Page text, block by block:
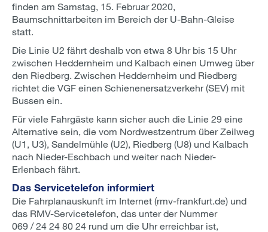
finden am Samstag, 15. Februar 2020,
Baumschnittarbeiten im Bereich der U-Bahn-Gleise
statt.
Die Linie U2 fährt deshalb von etwa 8 Uhr bis 15 Uhr
zwischen Heddernheim und Kalbach einen Umweg über
den Riedberg. Zwischen Heddernheim und Riedberg
richtet die VGF einen Schienenersatzverkehr (SEV) mit
Bussen ein.
Für viele Fahrgäste kann sicher auch die Linie 29 eine
Alternative sein, die vom Nordwestzentrum über Zeilweg
(U1, U3), Sandelmühle (U2), Riedberg (U8) und Kalbach
nach Nieder-Eschbach und weiter nach Nieder-
Erlenbach fährt.
Das Servicetelefon informiert
Die Fahrplanauskunft im Internet (rmv-frankfurt.de) und
das RMV-Servicetelefon, das unter der Nummer
069 / 24 24 80 24 rund um die Uhr erreichbar ist,